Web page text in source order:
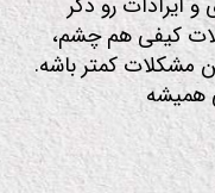
کیفی هم چشم،
مشکلات کمتر باشه.
همیشه